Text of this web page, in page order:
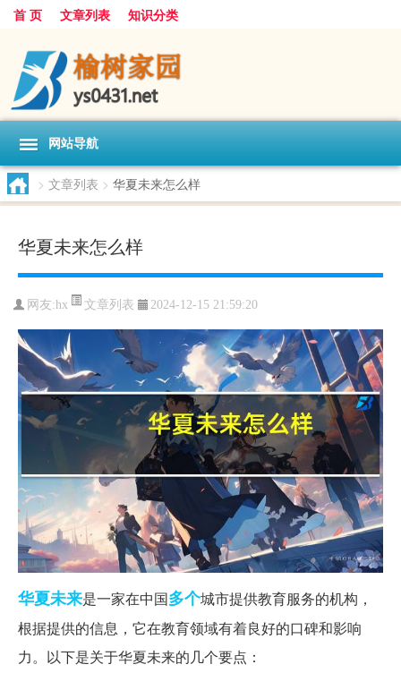
首 页 文章列表 知识分类
网站导航
> 文章列表 > 华夏未来怎么样
华夏未来怎么样
网友:hx 文章列表 2024-12-15 21:59:20
华夏未来是一家在中国多个城市提供教育服务的机构，
根据提供的信息，它在教育领域有着良好的口碑和影响
力。以下是关于华夏未来的几个要点：